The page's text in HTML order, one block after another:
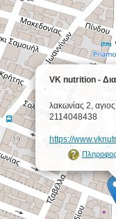
VK nutrition -
λακωνίας 2,
2114048438
https://